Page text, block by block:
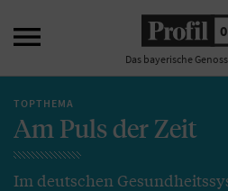

Das bayerische
TOPTHEMA
Am Puls der Zeit
Im deutschen